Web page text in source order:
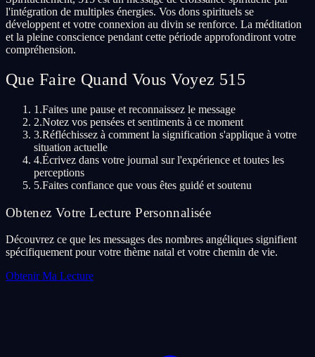
l'intégration de multiples énergies. Vos dons spirituels se
développent et votre connexion au divin se renforce. La méditation
et la pleine conscience pendant cette période approfondiront votre
compréhension.
Que Faire Quand Vous Voyez 515
1.Faites une pause et reconnaissez le message
2.Notez vos pensées et sentiments à ce moment
3.Réfléchissez à comment la signification s'applique à votre
situation actuelle
4.Écrivez dans votre journal sur l'expérience et toutes les
perceptions
5.Faites confiance que vous êtes guidé et soutenu
Obtenez Votre Lecture Personnalisée
Découvrez ce que les messages des nombres angéliques signifient
spécifiquement pour votre thème natal et votre chemin de vie.
Obtenir Ma Lecture